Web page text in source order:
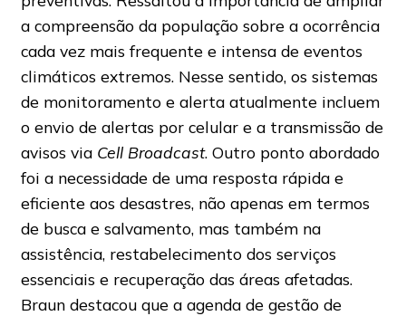
a compreensão da população sobre a ocorrência
cada vez mais frequente e intensa de eventos
climáticos extremos. Nesse sentido, os sistemas
de monitoramento e alerta atualmente incluem
o envio de alertas por celular e a transmissão de
avisos viaCell Broadcast. Outro ponto abordado
foi a necessidade de uma resposta rápida e
eficiente aos desastres, não apenas em termos
de busca e salvamento, mas também na
assistência, restabelecimento dos serviços
essenciais e recuperação das áreas afetadas.
Braun destacou que a agenda de gestão de